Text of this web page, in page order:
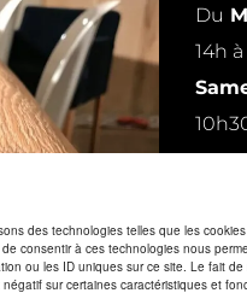
des technologies telles que les
consentir à ces technologies nous
ou les ID uniques sur ce site. Le fait
sur certaines caractéristiques et
Du
14h
ou